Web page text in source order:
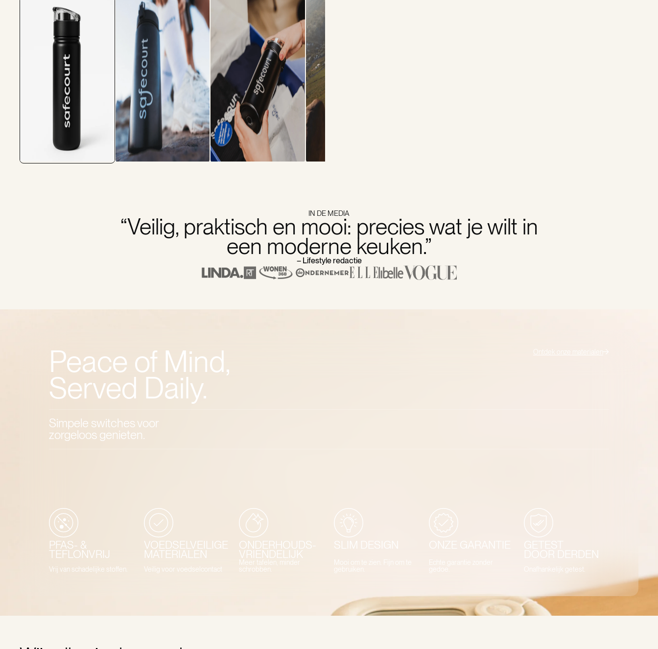
IN DE MEDIA
“Veilig, praktisch en mooi: precies wat je wilt in
een moderne keuken.”
– Lifestyle redactie
Peace of Mind,
Served Daily.
Ontdek onze materialen
Simpele switches voor
zorgeloos genieten.
PFAS- &
TEFLONVRIJ
Vrij van schadelijke stoffen.
VOEDSELVEILIGE
MATERIALEN
Veilig voor voedselcontact
ONDERHOUDS-
VRIENDELIJK
Meer tafelen, minder
schrobben.
SLIM DESIGN
Mooi om te zien. Fijn om te
gebruiken.
ONZE GARANTIE
Echte garantie zonder
gedoe.
GETEST
DOOR DERDEN
Onafhankelijk getest.